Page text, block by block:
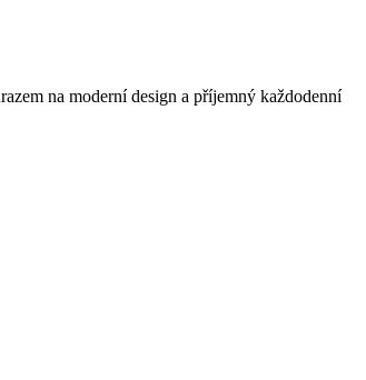
na moderní design a příjemný každodenní